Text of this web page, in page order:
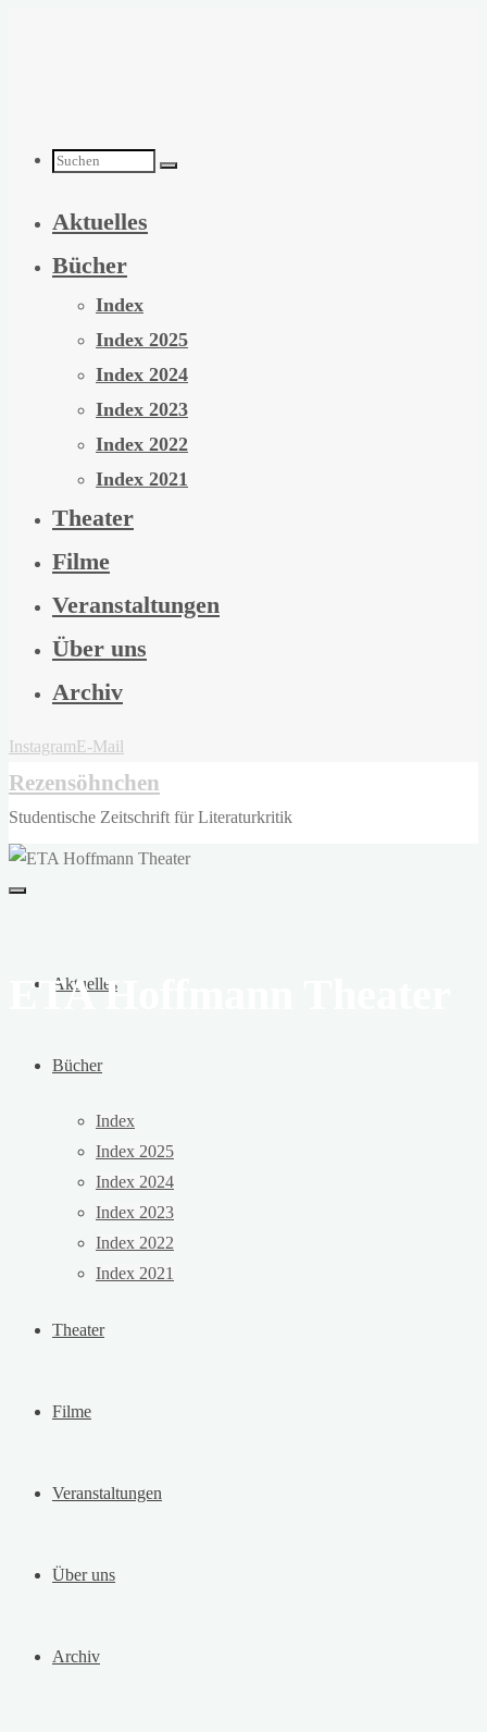
Suchen
nach:
Aktuelles
Bücher
Index
Index 2025
Index 2024
Index 2023
Index 2022
Index 2021
Theater
Filme
Veranstaltungen
Über uns
Archiv
InstagramE-Mail
Rezensöhnchen
Studentische Zeitschrift für Literaturkritik
Aktuelles
Bücher
Index
Index 2025
Index 2024
Index 2023
Index 2022
Index 2021
Theater
Filme
Veranstaltungen
Über uns
Archiv
ETA Hoffmann Theater